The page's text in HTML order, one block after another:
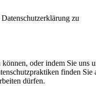
zu
oder indem Sie uns
finden Sie
dürfen.